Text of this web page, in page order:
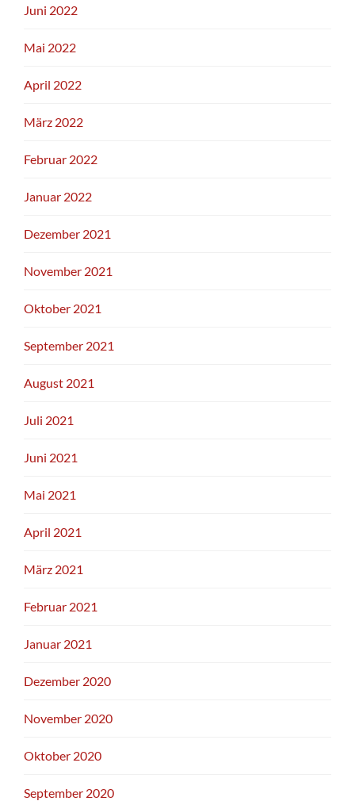
Juni 2022
Mai 2022
April 2022
März 2022
Februar 2022
Januar 2022
Dezember 2021
November 2021
Oktober 2021
September 2021
August 2021
Juli 2021
Juni 2021
Mai 2021
April 2021
März 2021
Februar 2021
Januar 2021
Dezember 2020
November 2020
Oktober 2020
September 2020